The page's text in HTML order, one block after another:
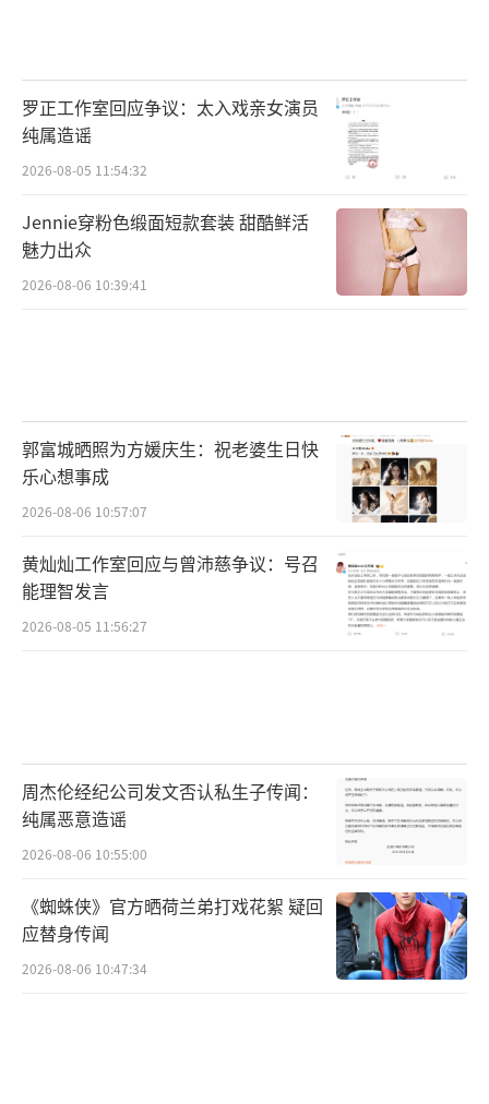
罗正工作室回应争议：太入戏亲女演员
纯属造谣
2026-08-05 11:54:32
Jennie穿粉色缎面短款套装 甜酷鲜活
魅力出众
2026-08-06 10:39:41
郭富城晒照为方媛庆生：祝老婆生日快
乐心想事成
2026-08-06 10:57:07
黄灿灿工作室回应与曾沛慈争议：号召
能理智发言
2026-08-05 11:56:27
周杰伦经纪公司发文否认私生子传闻：
纯属恶意造谣
2026-08-06 10:55:00
《蜘蛛侠》官方晒荷兰弟打戏花絮 疑回
应替身传闻
2026-08-06 10:47:34